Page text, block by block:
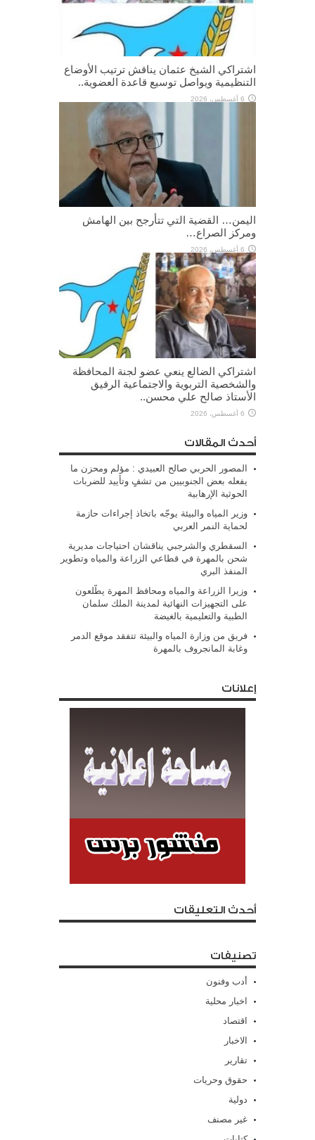
اشتراكي الشيخ عثمان يناقش ترتيب الأوضاع
التنظيمية ويواصل توسيع قاعدة العضوية..
6 أغسطس، 2026
اليمن… القضية التي تتأرجح بين الهامش
ومركز الصراع…
6 أغسطس، 2026
اشتراكي الضالع ينعي عضو لجنة المحافظة
والشخصية التربوية والاجتماعية الرفيق
الأستاذ صالح علي محسن..
6 أغسطس، 2026
أحدث المقالات
المصور الحربي صالح العبيدي : مؤلم ومحزن ما
يفعله بعض الجنوبيين من تشفٍ وتأييد للضربات
الحوثية الإرهابية
وزير المياه والبيئة يوجّه باتخاذ إجراءات حازمة
لحماية النمر العربي
السقطري والشرجبي يناقشان احتياجات مديرية
شحن بالمهرة في قطاعي الزراعة والمياه وتطوير
المنفذ البري
وزيرا الزراعة والمياه ومحافظ المهرة يطّلعون
على التجهيزات النهائية لمدينة الملك سلمان
الطبية والتعليمية بالغيضة
فريق من وزارة المياه والبيئة تتفقد موقع الدمر
وغابة المانجروف بالمهرة
إعلانات
أحدث التعليقات
تصنيفات
أدب وفنون
اخبار محلية
اقتصاد
الاخبار
تقارير
حقوق وحريات
دولية
غير مصنف